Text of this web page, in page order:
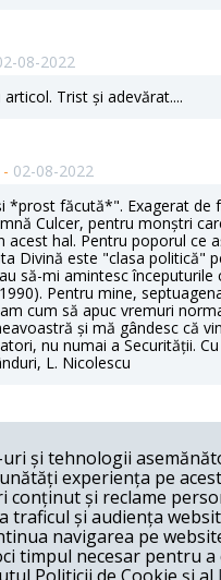
08-2022
Trist și adevărat....
02-08-2022
*prost făcută*". Exagerat de
Culcer, pentru monștri
acest hal. Pentru poporul ce
Divină este "clasa politică"
să-mi amintesc începuturile
Pentru mine,
cum să apuc vremuri
și mă gândesc că
nu numai a Securității.
L. Nicolescu
Culcer dar eu am văzut că
deschis dialogului.Pe
vine cu precizări, lămurește
ministerul pe care îl
și tehnologii
experiența pe
conținut și reclame
traficul și audiența
navigarea pe
timpul necesar pentru a